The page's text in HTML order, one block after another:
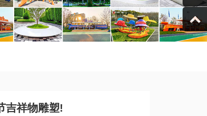
吉祥物雕塑!
客服微